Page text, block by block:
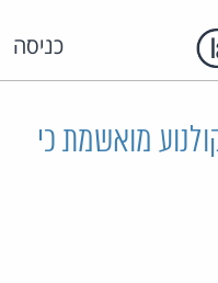
כניסה
מואשמת כי